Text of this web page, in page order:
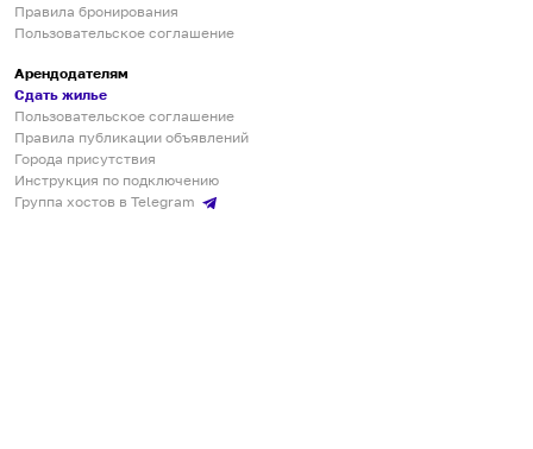
Правила бронирования
Пользовательское соглашение
Арендодателям
Сдать жилье
Пользовательское соглашение
Правила публикации объявлений
Города присутствия
Инструкция по подключению
Группа хостов в Telegram